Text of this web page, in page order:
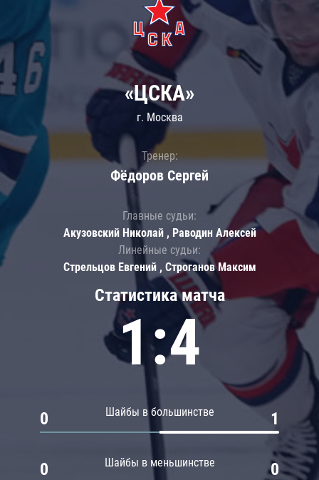
Статистика матча
1:4
Шайбы в большинстве
0 1
Шайбы в меньшинстве
0 0
«ЦСКА»
г. Москва
Тренер:
Фёдоров Сергей
Главные судьи:
Акузовский Николай , Раводин Алексей
Линейные судьи:
Стрельцов Евгений , Строганов Максим